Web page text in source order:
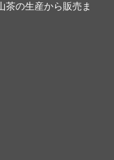
茶の生産から販売ま